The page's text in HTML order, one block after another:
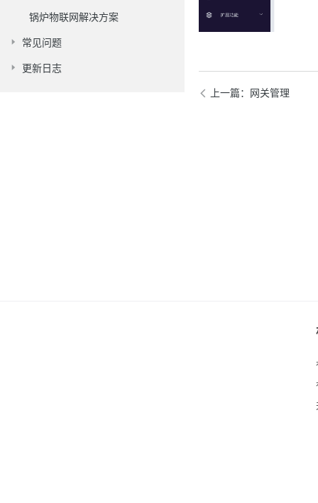
锅炉物联网解决方案
常见问题
更新日志
上一篇：网关管理